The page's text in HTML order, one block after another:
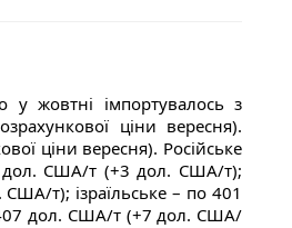
жовтні імпортувалось з
ціни вересня).
ціни вересня). Російське
дол. США/т (+3 дол. США/т);
т); ізраїльське – по 401
дол. США/т (+7 дол. США/